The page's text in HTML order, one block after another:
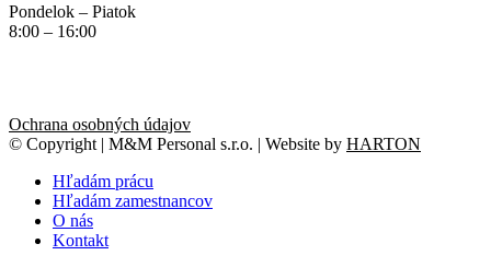
Pondelok – Piatok
8:00 – 16:00
Ochrana osobných údajov
© Copyright | M&M Personal s.r.o. | Website by HARTON
Hľadám prácu
Hľadám zamestnancov
O nás
Kontakt